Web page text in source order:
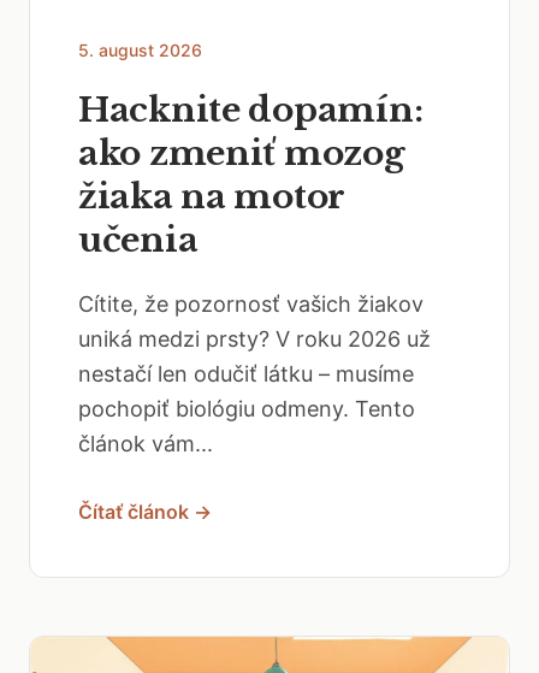
5. august 2026
Hacknite dopamín:
ako zmeniť mozog
žiaka na motor
učenia
Cítite, že pozornosť vašich žiakov
uniká medzi prsty? V roku 2026 už
nestačí len odučiť látku – musíme
pochopiť biológiu odmeny. Tento
článok vám...
Čítať článok →